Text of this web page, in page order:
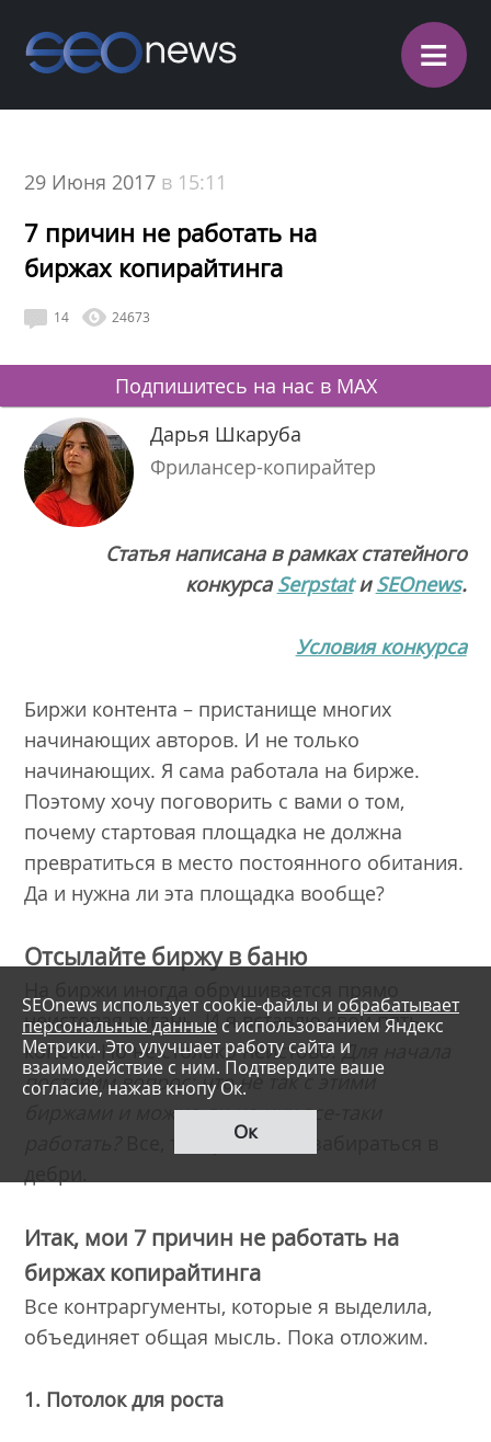
≡
29 Июня 2017 в 15:11
7 причин не работать на
биржах копирайтинга
14 24673
Подпишитесь на нас в MAX
Дарья Шкаруба
Фрилансер-копирайтер
Статья написана в рамках статейного
конкурса Serpstatи SEOnews.
Условия конкурса
Биржи контента – пристанище многих
начинающих авторов. И не только
начинающих. Я сама работала на бирже.
Поэтому хочу поговорить с вами о том,
почему стартовая площадка не должна
превратиться в место постоянного обитания.
Да и нужна ли эта площадка вообще?
Отсылайте биржу в баню
неистовая ругань. И я вставлю свои пять
копеек. Но не столько неистово.Для начала
поставим вопрос: что не так с этими
биржами и можно ли на них все-таки
Все, теперь можно забираться в
Итак, мои 7 причин не работать на
биржах копирайтинга
Все контраргументы, которые я выделила,
объединяет общая мысль. Пока отложим.
1. Потолок для роста
SEOnews использует cookie-файлы и обрабатывает
персональные данные с использованием Яндекс
Метрики. Это улучшает работу сайта и
взаимодействие с ним. Подтвердите ваше
согласие, нажав кнопу Ок.
Ок